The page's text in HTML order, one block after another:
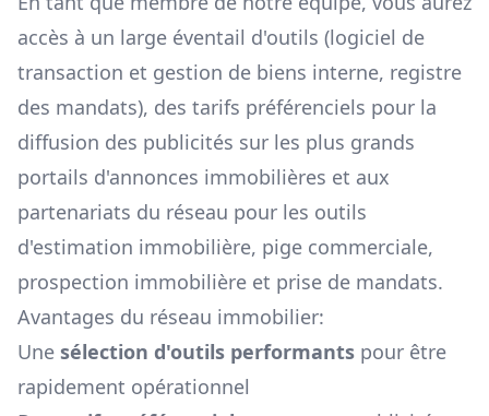
accès à un large éventail d'outils (logiciel de
transaction et gestion de biens interne, registre
des mandats), des tarifs préférenciels pour la
diffusion des publicités sur les plus grands
portails d'annonces immobilières et aux
partenariats du réseau pour les outils
d'estimation immobilière, pige commerciale,
prospection immobilière et prise de mandats.
Avantages du réseau immobilier:
Une sélection d'outils performants pour être
rapidement opérationnel